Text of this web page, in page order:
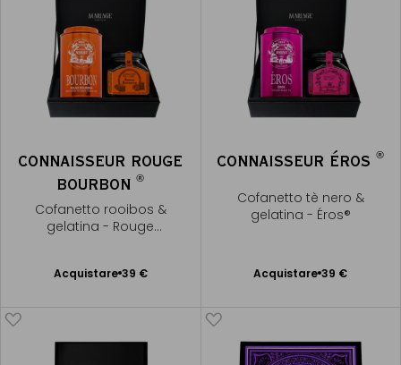
CONNAISSEUR ROUGE
BOURBON®
Cofanetto rooibos &
gelatina - Rouge
Acquistare 39 €
Aggiungere
CONNAISSEUR ÉROS®
Cofanetto tè nero &
gelatina - Éros®
Acquistare 39 €
Aggiungere